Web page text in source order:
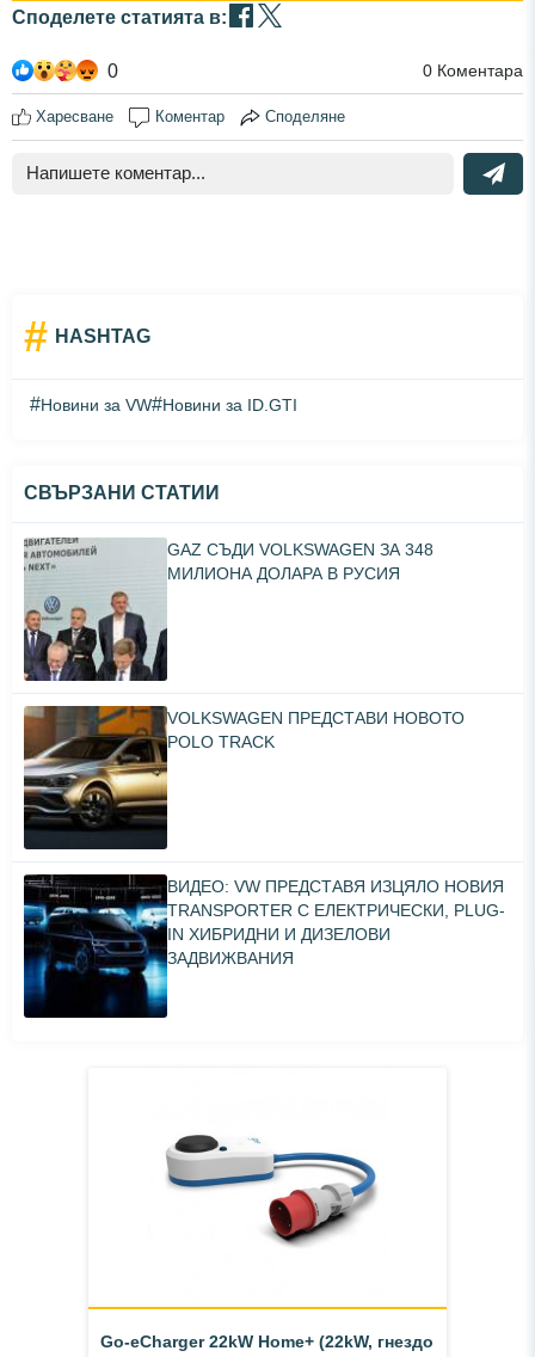
Споделете статията в:
0 0 Коментара
Харесване Коментар Споделяне
# HASHTAG
#Новини за VW#Новини за ID.GTI
СВЪРЗАНИ СТАТИИ
GAZ СЪДИ VOLKSWAGEN ЗА 348
МИЛИОНА ДОЛАРА В РУСИЯ
VOLKSWAGEN ПРЕДСТАВИ НОВОТО
POLO TRACK
ВИДЕО: VW ПРЕДСТАВЯ ИЗЦЯЛО НОВИЯ
TRANSPORTER С ЕЛЕКТРИЧЕСКИ, PLUG-
IN ХИБРИДНИ И ДИЗЕЛОВИ
ЗАДВИЖВАНИЯ
Go-eCharger 22kW Home+ (22kW, гнездо